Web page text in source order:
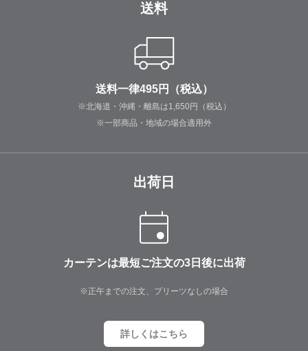
送料
送料一律495円（税込）
※北海道・沖縄・離島は1,650円（税込）
※一部商品・地域の場合適用外
出荷日
カーテンは最短ご注文の3日後に出荷
※正午までの注文、プリーツなしの場合
詳しくはこちら